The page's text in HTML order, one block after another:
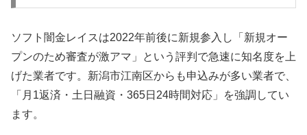
ソフト闇金レイスは2022年前後に新規参入し「新規オー
プンのため審査が激アマ」という評判で急速に知名度を上
げた業者です。新潟市江南区からも申込みが多い業者で、
「月1返済・土日融資・365日24時間対応」を強調してい
ます。